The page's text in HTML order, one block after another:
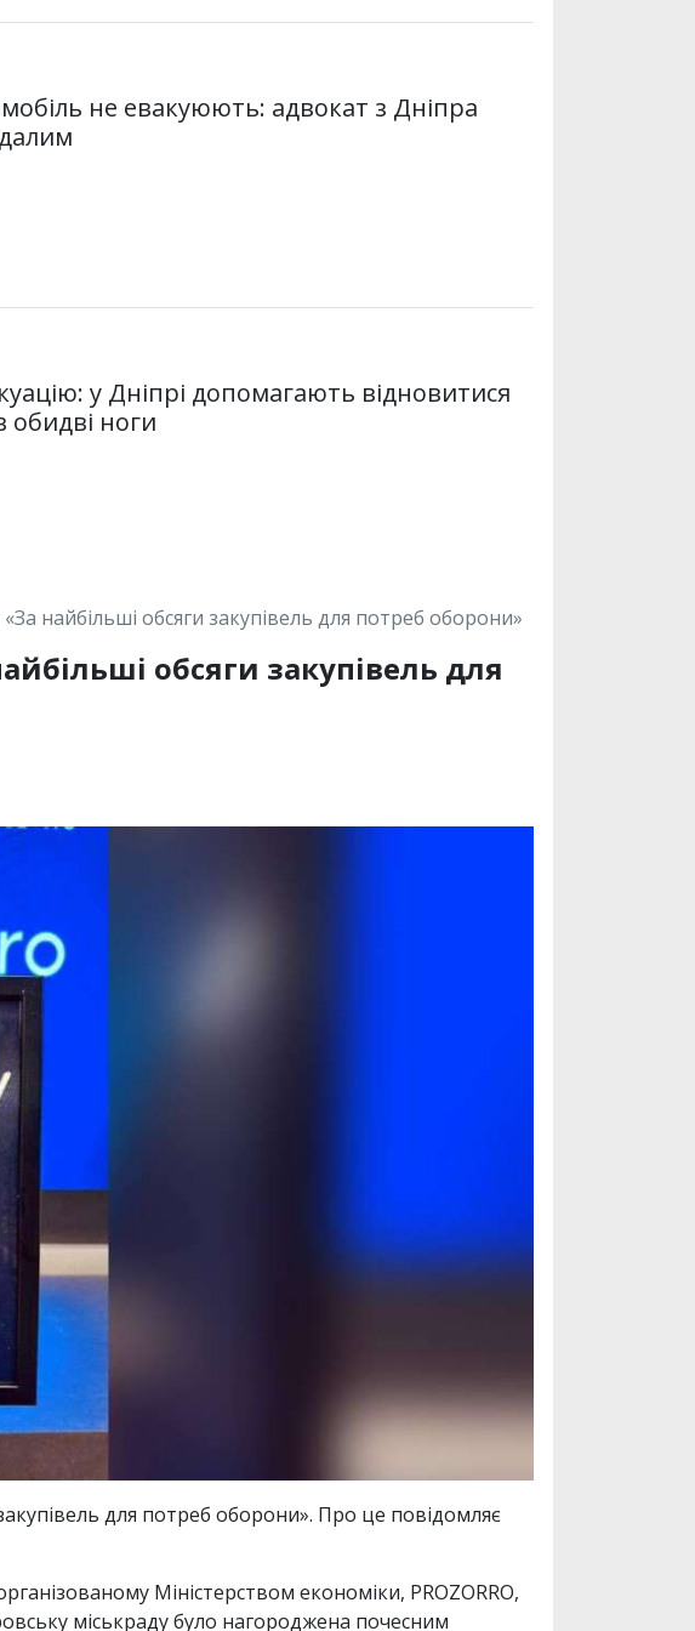
не евакуюють: адвокат з Дніпра
у Дніпрі допомагають відновитися
обидві ноги
найбільші обсяги закупівель для потреб оборони»
обсяги закупівель для
для потреб оборони». Про це повідомляє
Міністерством економіки, PROZORRO,
міськраду було нагороджена почесним